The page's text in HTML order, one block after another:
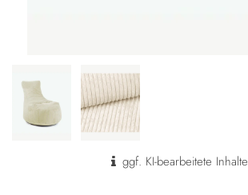
ggf. KI-bearbeitete Inhalte